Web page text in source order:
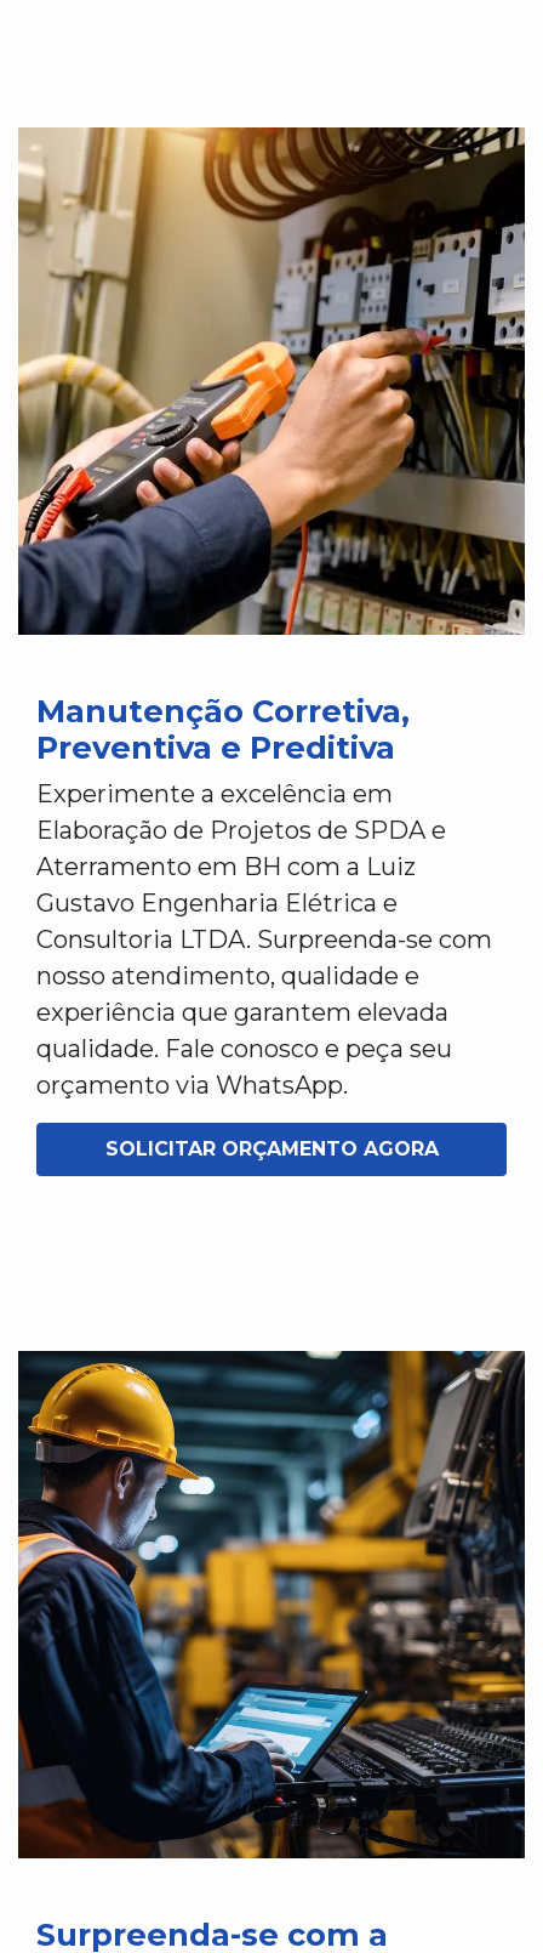
Manutenção Corretiva,
Preventiva e Preditiva
Experimente a excelência em
Elaboração de Projetos de SPDA e
Aterramento em BH com a Luiz
Gustavo Engenharia Elétrica e
Consultoria LTDA. Surpreenda-se com
nosso atendimento, qualidade e
experiência que garantem elevada
qualidade. Fale conosco e peça seu
orçamento via WhatsApp.
SOLICITAR ORÇAMENTO AGORA
Surpreenda-se com a